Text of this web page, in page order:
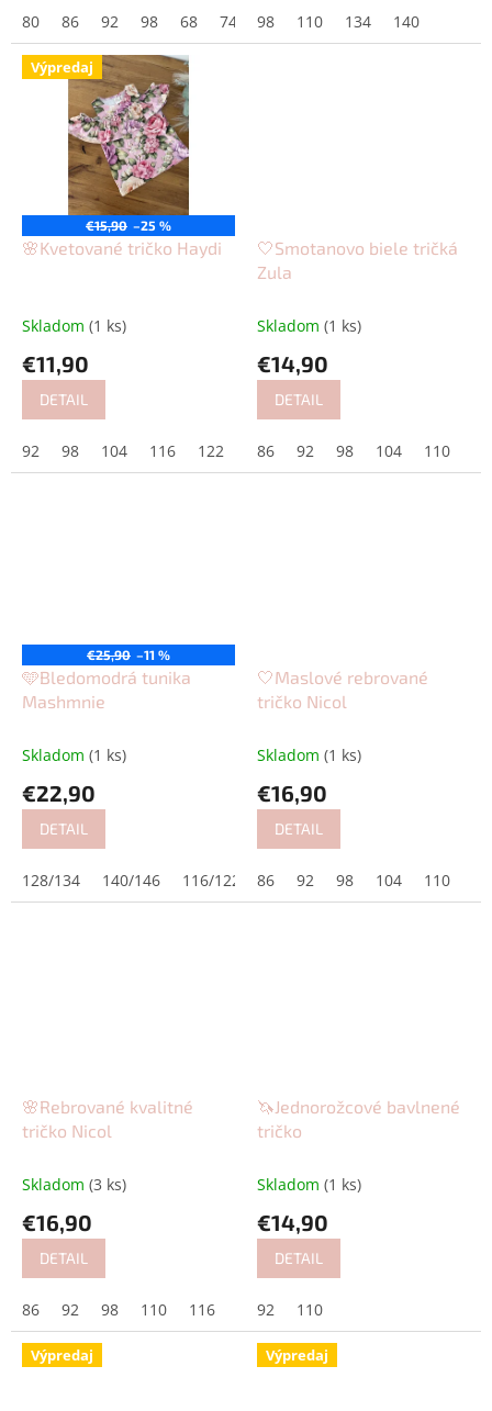
80 86 92 98 68 74 104 110 116
98 110 134 140
Výpredaj
€15,90 –25 %
🌸Kvetované tričko Haydi
Skladom (1 ks)
€11,90
DETAIL
92 98 104 116 122 128
🤍Smotanovo biele tričká
Zula
Skladom (1 ks)
€14,90
DETAIL
86 92 98 104 110
€25,90 –11 %
🩵Bledomodrá tunika
Mashmnie
Skladom (1 ks)
€22,90
DETAIL
128/134 140/146 116/122 152/158
🤍Maslové rebrované
tričko Nicol
Skladom (1 ks)
€16,90
DETAIL
86 92 98 104 110
🌸Rebrované kvalitné
tričko Nicol
Skladom (3 ks)
€16,90
DETAIL
86 92 98 110 116 122 128
🦄Jednorožcové bavlnené
tričko
Skladom (1 ks)
€14,90
DETAIL
92 110
Výpredaj Výpredaj